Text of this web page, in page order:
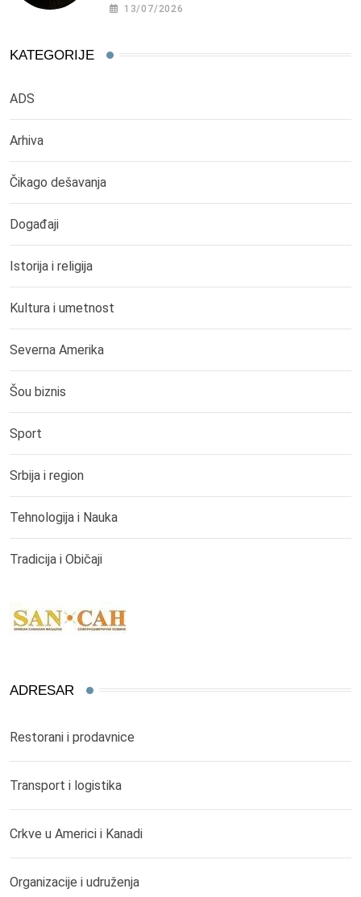
13/07/2026
KATEGORIJE
ADS
Arhiva
Čikago dešavanja
Događaji
Istorija i religija
Kultura i umetnost
Severna Amerika
Šou biznis
Sport
Srbija i region
Tehnologija i Nauka
Tradicija i Običaji
ADRESAR
Restorani i prodavnice
Transport i logistika
Crkve u Americi i Kanadi
Organizacije i udruženja